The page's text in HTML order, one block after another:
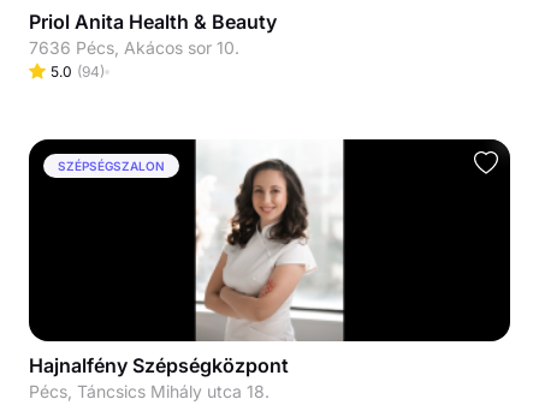
Priol Anita Health & Beauty
7636 Pécs, Akácos sor 10.
5.0 (94)
SZÉPSÉGSZALON
Hajnalfény Szépségközpont
Pécs, Táncsics Mihály utca 18.